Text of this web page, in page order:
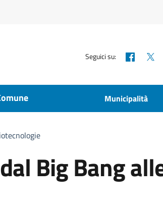
Seguici su:
Municipalità
Big Bang